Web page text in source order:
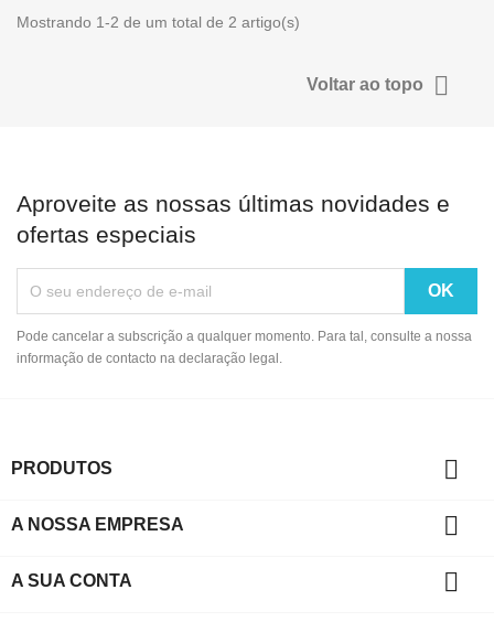
Mostrando 1-2 de um total de 2 artigo(s)
Voltar ao topo 
Aproveite as nossas últimas novidades e
ofertas especiais
Pode cancelar a subscrição a qualquer momento. Para tal, consulte a nossa
informação de contacto na declaração legal.
PRODUTOS 
A NOSSA EMPRESA 
A SUA CONTA 